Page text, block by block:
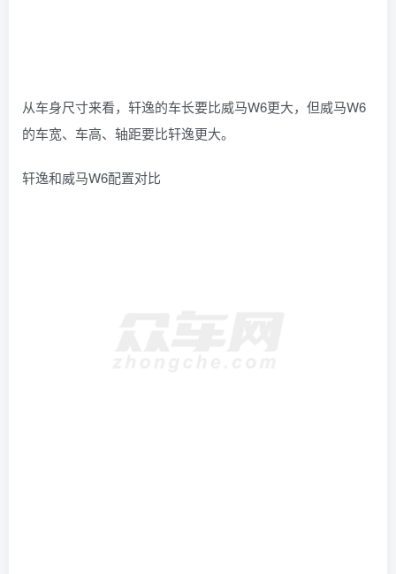
从车身尺寸来看，轩逸的车长要比威马W6更大，但威马W6
的车宽、车高、轴距要比轩逸更大。
轩逸和威马W6配置对比